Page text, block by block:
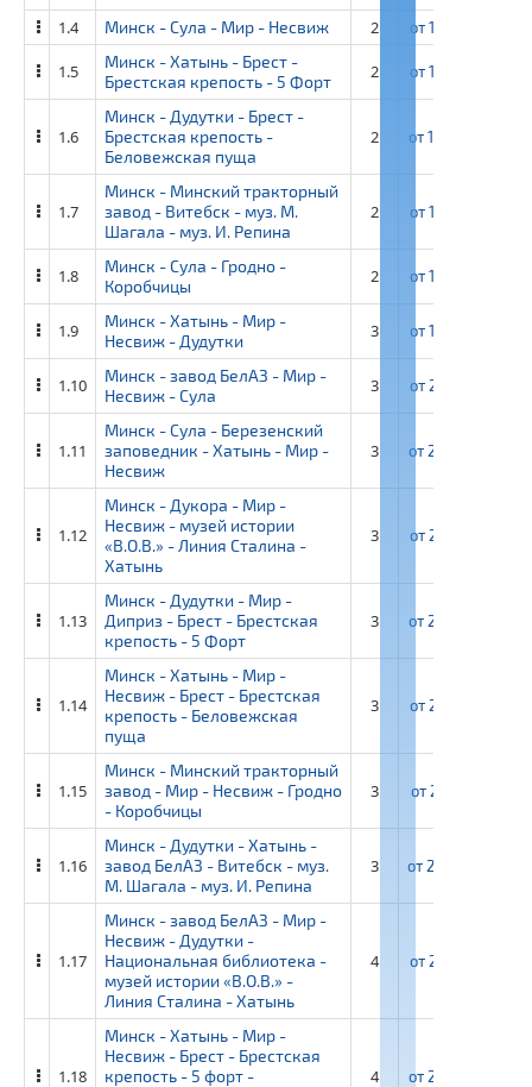
1.4 Минск - Сула - Мир - Несвиж 2 от13 850 ₽
1.5
Минск - Хатынь - Брест -
Брестская крепость - 5 Форт
2 от12 600 ₽
1.6
Минск - Дудутки - Брест -
Брестская крепость -
Беловежская пуща
2 от14 600 ₽
1.7
Минск - Минский тракторный
завод - Витебск - муз. М.
Шагала - муз. И. Репина
2 от13 350 ₽
1.8
Минск - Сула - Гродно -
Коробчицы
2 от13 700 ₽
1.9
Минск - Хатынь - Мир -
Несвиж - Дудутки
3 от19 750 ₽
1.10
Минск - завод БелАЗ - Мир -
Несвиж - Сула
3 от21 900 ₽
1.11
Минск - Сула - Березенский
заповедник - Хатынь - Мир -
Несвиж
3 от22 300 ₽
1.12
Минск - Дукора - Мир -
Несвиж - музей истории
«В.О.В.» - Линия Сталина -
Хатынь
3 от21 250 ₽
1.13
Минск - Дудутки - Мир -
Диприз - Брест - Брестская
крепость - 5 Форт
3 от22 850 ₽
1.14
Минск - Хатынь - Мир -
Несвиж - Брест - Брестская
крепость - Беловежская
пуща
3 от22 100 ₽
1.15
Минск - Минский тракторный
завод - Мир - Несвиж - Гродно
- Коробчицы
3 от21 100 ₽
1.16
Минск - Дудутки - Хатынь -
завод БелАЗ - Витебск - муз.
М. Шагала - муз. И. Репина
3 от20 450 ₽
1.17
Минск - завод БелАЗ - Мир -
Несвиж - Дудутки -
Национальная библиотека -
музей истории «В.О.В.» -
Линия Сталина - Хатынь
4 от27 100 ₽
1.18
Минск - Хатынь - Мир -
Несвиж - Брест - Брестская
крепость - 5 форт -
4 от27 950 ₽